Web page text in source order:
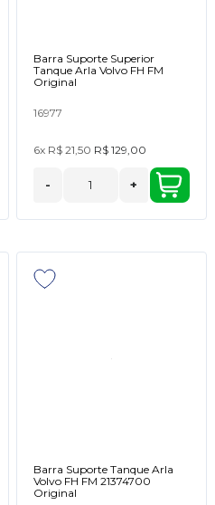
Barra Suporte Superior
Tanque Arla Volvo FH FM
Original
16977
6x R$ 21,50 R$ 129,00
- +
Barra Suporte Tanque Arla
Volvo FH FM 21374700
Original